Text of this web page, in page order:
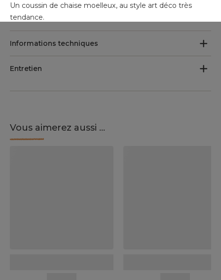
Un coussin de chaise moelleux, au style art déco très
tendance.
Informations techniques
Entretien
Vous aimerez aussi ...